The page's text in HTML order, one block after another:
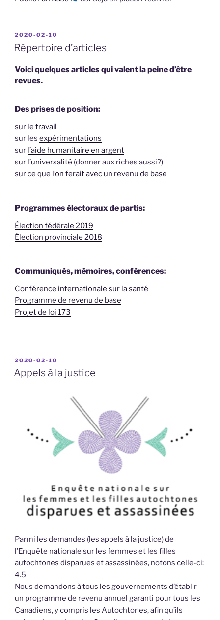
PUBLIÉ
LE
2020-02-10
Répertoire d’articles
Voici quelques articles qui valent la peine d’être
revues.
Des prises de position:
sur le travail
sur les expérimentations
sur l’aide humanitaire en argent
sur l’universalité (donner aux riches aussi?)
surce que l’on ferait avec un revenu de base
Programmes électoraux de partis:
Élection fédérale 2019
Élection provinciale 2018
Communiqués, mémoires, conférences:
Conférence internationale sur la santé
Programme de revenu de base
Projet de loi 173
PUBLIÉ
LE
2020-02-10
Appels à la justice
Parmi les demandes (les appels à la justice) de
l’Enquête nationale sur les femmes et les filles
autochtones disparues et assassinées, notons celle-ci:
4.5
Nous demandons à tous les gouvernements d’établir
un programme de revenu annuel garanti pour tous les
Canadiens, y compris les Autochtones, afin qu’ils